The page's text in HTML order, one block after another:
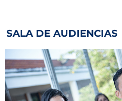
SALA DE AUDIENCIAS